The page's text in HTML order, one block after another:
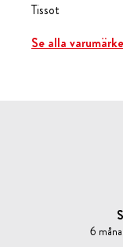
Tissot
Se alla
6